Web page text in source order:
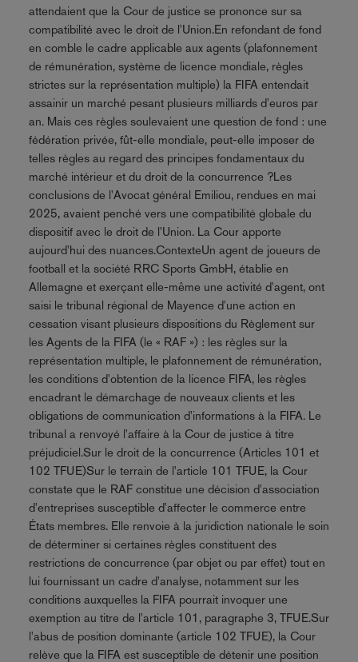
attendaient que la Cour de justice se prononce sur sa
compatibilité avec le droit de l'Union.En refondant de fond
en comble le cadre applicable aux agents (plafonnement
de rémunération, système de licence mondiale, règles
strictes sur la représentation multiple) la FIFA entendait
assainir un marché pesant plusieurs milliards d'euros par
an. Mais ces règles soulevaient une question de fond : une
fédération privée, fût-elle mondiale, peut-elle imposer de
telles règles au regard des principes fondamentaux du
marché intérieur et du droit de la concurrence ?Les
conclusions de l'Avocat général Emiliou, rendues en mai
2025, avaient penché vers une compatibilité globale du
dispositif avec le droit de l'Union. La Cour apporte
aujourd'hui des nuances.ContexteUn agent de joueurs de
football et la société RRC Sports GmbH, établie en
Allemagne et exerçant elle-même une activité d'agent, ont
saisi le tribunal régional de Mayence d'une action en
cessation visant plusieurs dispositions du Règlement sur
les Agents de la FIFA (le « RAF ») : les règles sur la
représentation multiple, le plafonnement de rémunération,
les conditions d'obtention de la licence FIFA, les règles
encadrant le démarchage de nouveaux clients et les
obligations de communication d'informations à la FIFA. Le
tribunal a renvoyé l'affaire à la Cour de justice à titre
préjudiciel.Sur le droit de la concurrence (Articles 101 et
102 TFUE)Sur le terrain de l'article 101 TFUE, la Cour
constate que le RAF constitue une décision d'association
d'entreprises susceptible d'affecter le commerce entre
États membres. Elle renvoie à la juridiction nationale le soin
de déterminer si certaines règles constituent des
restrictions de concurrence (par objet ou par effet) tout en
lui fournissant un cadre d'analyse, notamment sur les
conditions auxquelles la FIFA pourrait invoquer une
exemption au titre de l'article 101, paragraphe 3, TFUE.Sur
l'abus de position dominante (article 102 TFUE), la Cour
relève que la FIFA est susceptible de détenir une position